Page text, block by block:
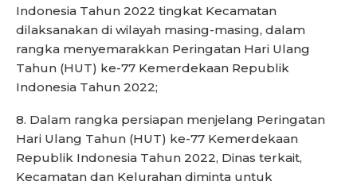
Indonesia Tahun 2022 tingkat Kecamatan
dilaksanakan di wilayah masing-masing, dalam
rangka menyemarakkan Peringatan Hari Ulang
Tahun (HUT) ke-77 Kemerdekaan Republik
Indonesia Tahun 2022;
8. Dalam rangka persiapan menjelang Peringatan
Hari Ulang Tahun (HUT) ke-77 Kemerdekaan
Republik Indonesia Tahun 2022, Dinas terkait,
Kecamatan dan Kelurahan diminta untuk